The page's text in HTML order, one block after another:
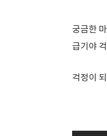
궁금한
급기야
걱정이